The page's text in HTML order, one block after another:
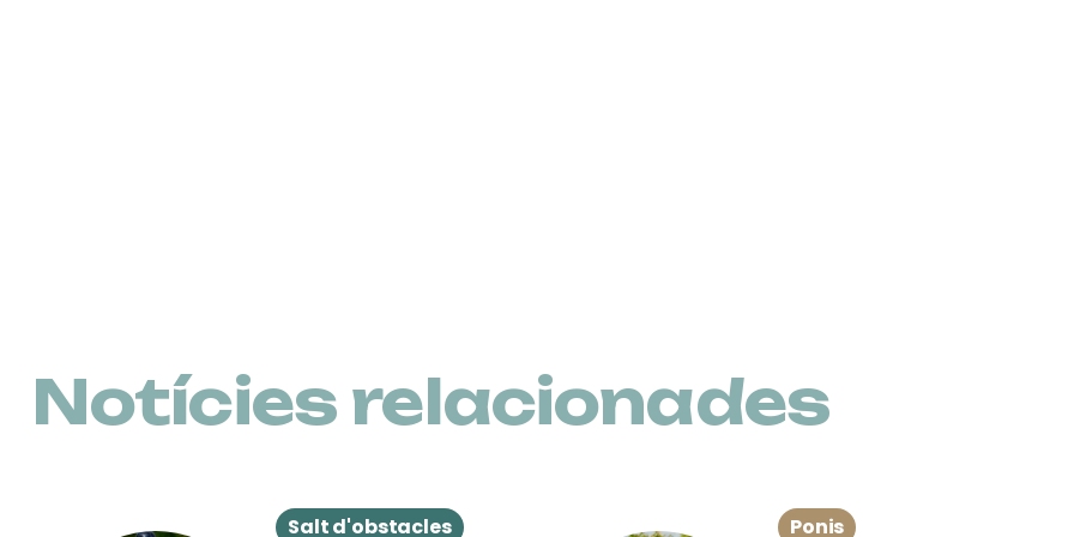
Notícies relacionades
Salt d'obstacles Ponis